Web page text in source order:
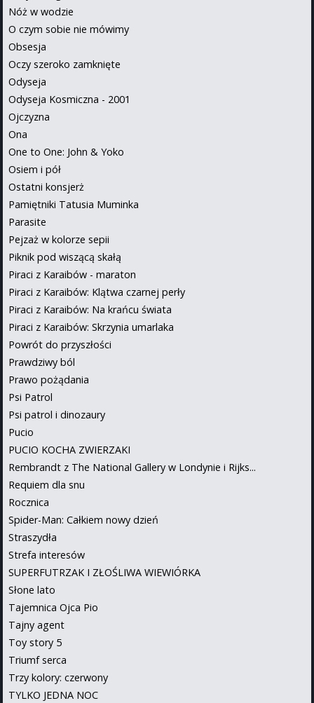
Nóż w wodzie
O czym sobie nie mówimy
Obsesja
Oczy szeroko zamknięte
Odyseja
Odyseja Kosmiczna - 2001
Ojczyzna
Ona
One to One: John & Yoko
Osiem i pół
Ostatni konsjerż
Pamiętniki Tatusia Muminka
Parasite
Pejzaż w kolorze sepii
Piknik pod wiszącą skałą
Piraci z Karaibów - maraton
Piraci z Karaibów: Klątwa czarnej perły
Piraci z Karaibów: Na krańcu świata
Piraci z Karaibów: Skrzynia umarlaka
Powrót do przyszłości
Prawdziwy ból
Prawo pożądania
Psi Patrol
Psi patrol i dinozaury
Pucio
PUCIO KOCHA ZWIERZAKI
Rembrandt z The National Gallery w Londynie i Rijks...
Requiem dla snu
Rocznica
Spider-Man: Całkiem nowy dzień
Straszydła
Strefa interesów
SUPERFUTRZAK I ZŁOŚLIWA WIEWIÓRKA
Słone lato
Tajemnica Ojca Pio
Tajny agent
Toy story 5
Triumf serca
Trzy kolory: czerwony
TYLKO JEDNA NOC